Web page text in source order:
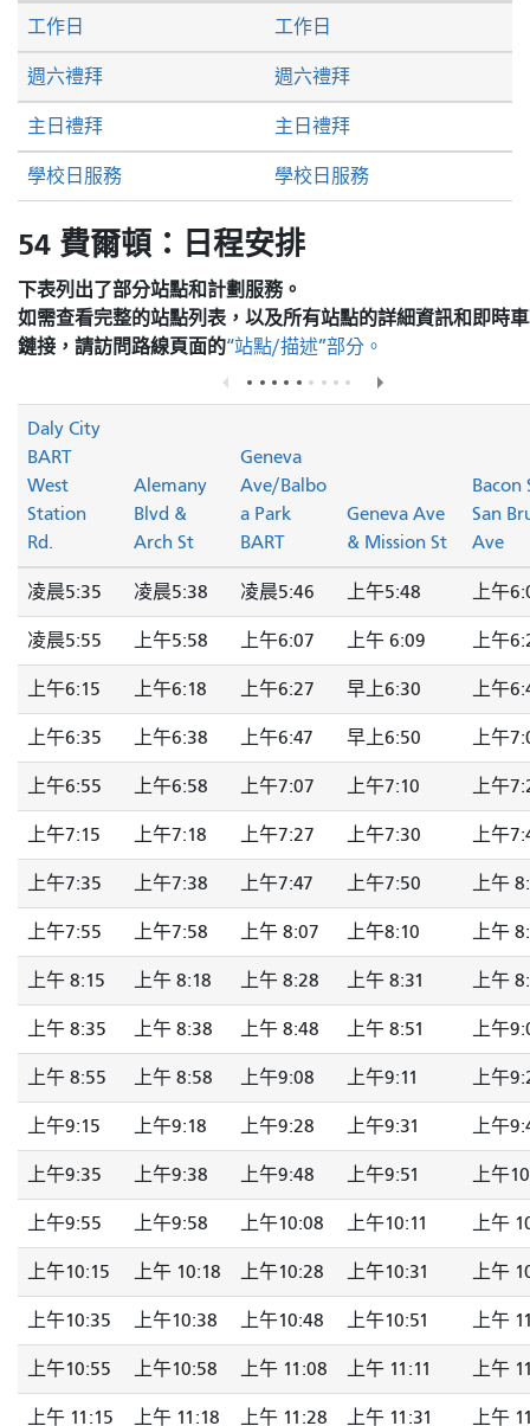
週六禮拜 週六禮拜
主日禮拜 主日禮拜
工作日 工作日
學校日服務 學校日服務
54 費爾頓：日程安排
下表列出了部分站點和計劃服務。
如需查看完整的站點列表，以及所有站點的詳細資訊和即時
鏈接，請訪問路線頁面的“站點/描述”部分。
Daly City
BART
West
Station
Rd.
Alemany
Blvd &
Arch St
Geneva
Ave/Balbo
a Park
BART
Geneva Ave
& Mission St
Bacon
San
Ave
凌晨5:35 凌晨5:38 凌晨5:46 上午5:48 上午
凌晨5:55 上午5:58 上午6:07 上午 6:09 上午
上午6:15 上午6:18 上午6:27 早上6:30 上午
上午6:35 上午6:38 上午6:47 早上6:50 上午
上午6:55 上午6:58 上午7:07 上午7:10 上午
上午7:15 上午7:18 上午7:27 上午7:30 上午
上午7:35 上午7:38 上午7:47 上午7:50 上午
上午7:55 上午7:58 上午 8:07 上午8:10 上午
上午 8:15 上午 8:18 上午 8:28 上午 8:31 上午
上午 8:35 上午 8:38 上午 8:48 上午 8:51 上午
上午 8:55 上午 8:58 上午9:08 上午9:11 上午
上午9:15 上午9:18 上午9:28 上午9:31 上午
上午9:35 上午9:38 上午9:48 上午9:51 上午
上午9:55 上午9:58 上午10:08 上午10:11 上午
上午10:15 上午 10:18 上午10:28 上午10:31 上午
上午10:35 上午10:38 上午10:48 上午10:51 上午
上午10:55 上午10:58 上午 11:08 上午 11:11 上午
上午 11:15 上午 11:18 上午 11:28 上午 11:31 上午